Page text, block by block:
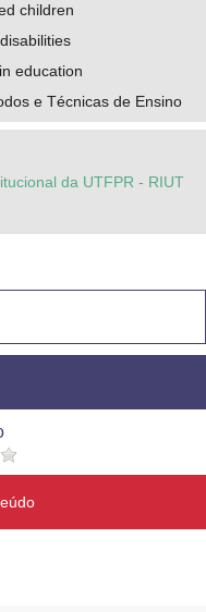
children
education
e Técnicas de Ensino
da UTFPR - RIUT